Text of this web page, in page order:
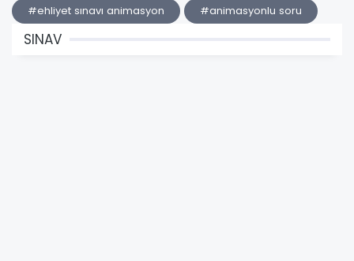
#ehliyet sınavı animasyon #animasyonlu soru
SINAV